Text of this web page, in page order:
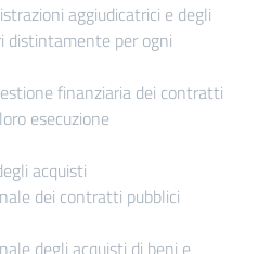
aggiudicatrici e degli
distintamente per ogni
finanziaria dei contratti
esecuzione
acquisti
dei contratti pubblici
degli acquisti di beni e